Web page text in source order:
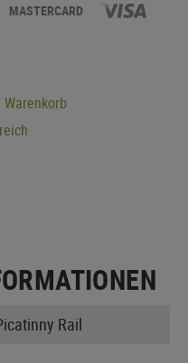
MASTERCARD
Rail